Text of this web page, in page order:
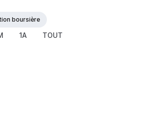
boursière
1A TOUT